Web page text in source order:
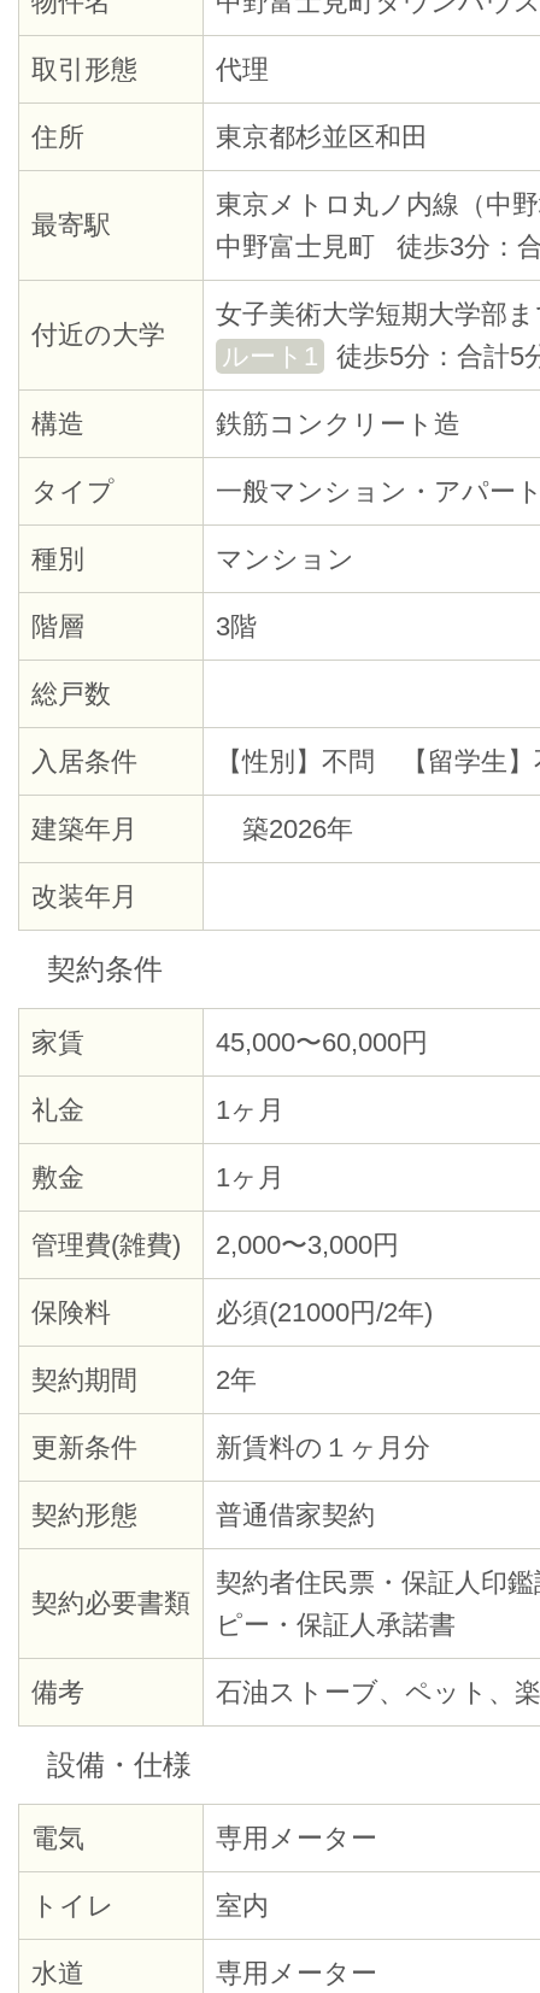
取引形態 代理
住所 東京都杉並区和田
最寄駅
東京メトロ丸ノ内線（中
中野富士見町 徒歩3分：
付近の大学
女子美術大学短期大学部
ルート1
徒歩5分：合計5
構造 鉄筋コンクリート造
タイプ 一般マンション・アパー
種別 マンション
階層 3階
総戸数
入居条件 【性別】不問 【留学生】
建築年月 築2026年
改装年月
契約条件
家賃 45,000〜60,000円
礼金 1ヶ月
敷金 1ヶ月
管理費(雑費) 2,000〜3,000円
保険料 必須(21000円/2年)
契約期間 2年
更新条件 新賃料の１ヶ月分
契約形態 普通借家契約
契約必要書類
契約者住民票・保証人印
ピー・保証人承諾書
備考 石油ストーブ、ペット、
設備・仕様
電気 専用メーター
トイレ 室内
水道 専用メーター